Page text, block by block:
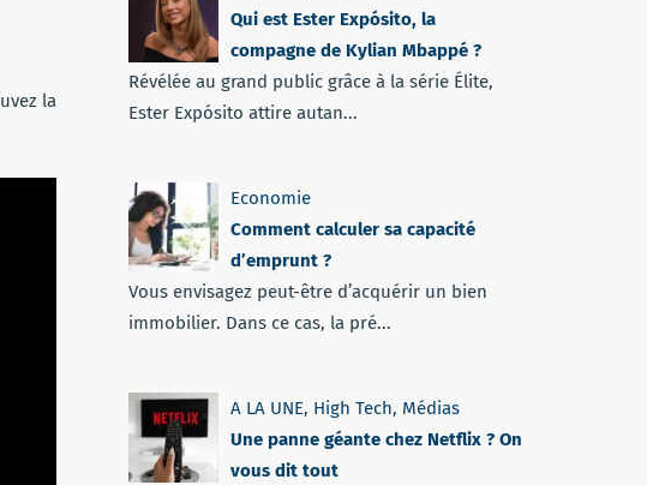
la
Qui est Ester Expósito, la
compagne de Kylian Mbappé ?
Révélée au grand public grâce à la série Élite,
Ester Expósito attire autan...
Economie
Comment calculer sa capacité
d’emprunt ?
Vous envisagez peut-être d’acquérir un bien
immobilier. Dans ce cas, la pré...
A LA UNE, High Tech, Médias
Une panne géante chez Netflix ? On
vous dit tout